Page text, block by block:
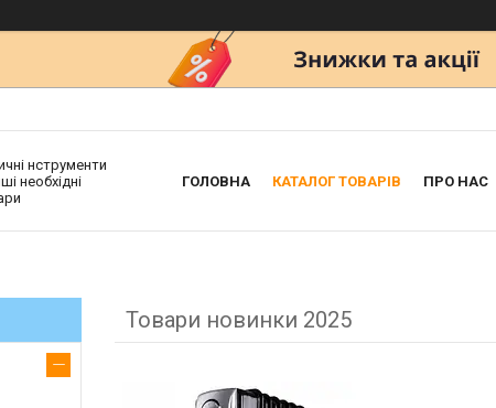
нструменти
необхідні
ГОЛОВНА КАТАЛОГ ТОВАРІВ ПРО НАС
Товари новинки 2025